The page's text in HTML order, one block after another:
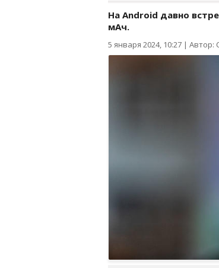
На Android давно
мАч.
5 января 2024, 10:27 | Автор: